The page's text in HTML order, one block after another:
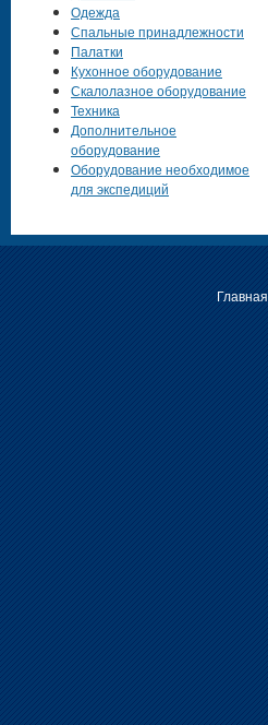
Одежда
Спальные принадлежности
Палатки
Кухонное оборудование
Скалолазное оборудование
Техника
Дополнительное
оборудование
Оборудование необходимое
для экспедиций
Главная